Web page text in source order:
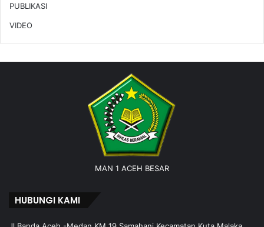
PUBLIKASI
VIDEO
MAN 1 ACEH BESAR
HUBUNGI KAMI